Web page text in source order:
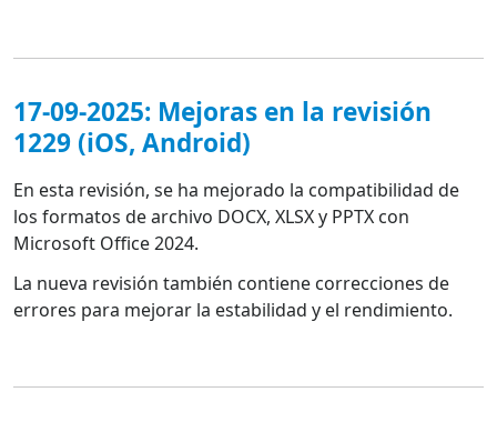
17-09-2025: Mejoras en la revisión
1229 (iOS, Android)
En esta revisión, se ha mejorado la compatibilidad de
los formatos de archivo DOCX, XLSX y PPTX con
Microsoft Office 2024.
La nueva revisión también contiene correcciones de
errores para mejorar la estabilidad y el rendimiento.